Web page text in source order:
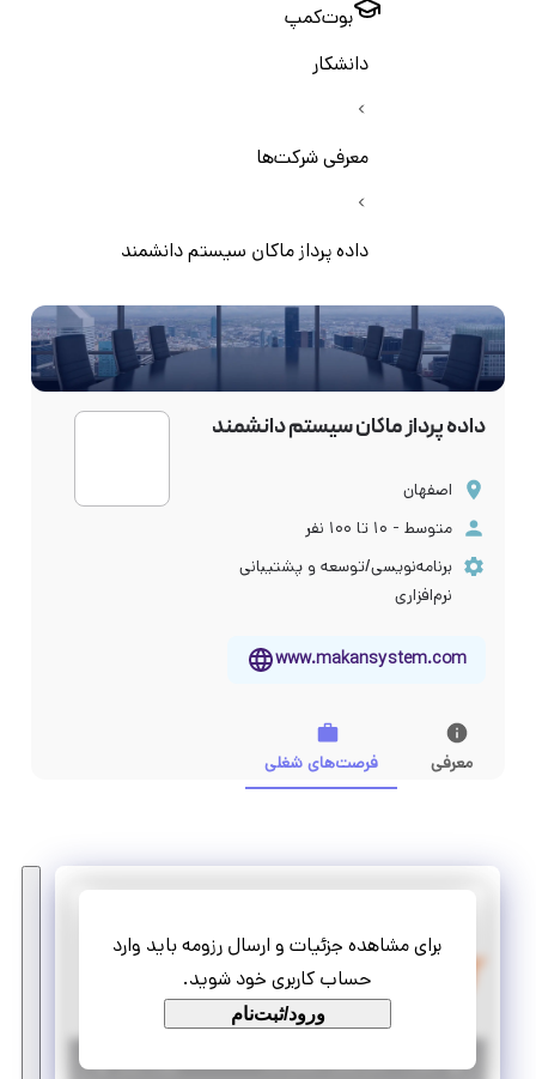
بوت‌کمپ
دانشکار
معرفی شرکت‌ها
داده پرداز ماکان سیستم دانشمند
داده پرداز ماکان سیستم دانشمند
اصفهان
متوسط - ۱۰ تا ۱۰۰ نفر
برنامه‌نویسی/توسعه و پشتیبانی
نرم‌افزاری
www.makansystem.com
معرفی فرصت‌های شغلی
برای مشاهده جزئیات و ارسال رزومه باید وارد
حساب کاربری خود شوید.
ورود/ثبت‌نام
امریه T-SQL DEVELOPER
تمام وقت امریه، کسری خدمت
اصفهان |۱ سال پیش | منقضی شده جزئیات بیشتر